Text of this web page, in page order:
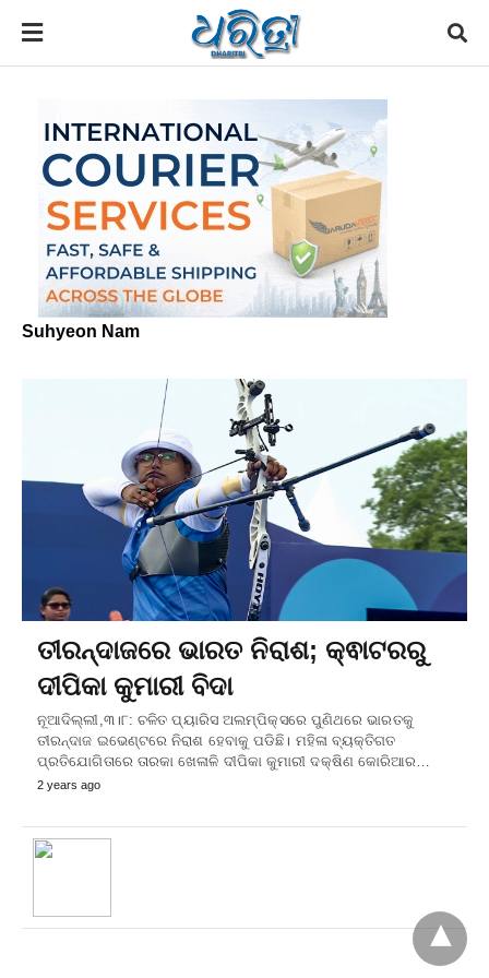
Suhyeon Nam
ତୀରନ୍ଦାଜରେ ଭାରତ ନିରାଶ; କ୍ଵାଟରରୁ
ଦୀପିକା କୁମାରୀ ବିଦା
ନୂଆଦିଲ୍ଲୀ,୩।୮: ଚଳିତ ପ୍ୟାରିସ ଅଲମ୍ପିକ୍ସରେ ପୁଣିଥରେ ଭାରତକୁ
ତୀରନ୍ଦାଜ ଇଭେଣ୍ଟରେ ନିରାଶ ହେବାକୁ ପଡିଛି। ମହିଳା ବ୍ୟକ୍ତିଗତ
ପ୍ରତିଯୋଗିତାରେ ତାରକା ଖେଳାଳି ଦୀପିକା କୁମାରୀ ଦକ୍ଷିଣ କୋରିଆର…
2 years ago